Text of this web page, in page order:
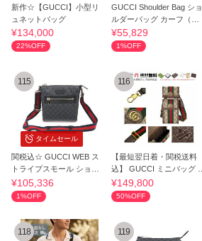
新作☆【GUCCI】小型リ
ュネットバッグ
¥134,000
22%OFF
GUCCI Shoulder Bag ショ
ルダーバッグ カーフ（牛
革）
¥55,829
1%OFF
タイムセール
115
関税込☆ GUCCI WEB ス
トライプスモール ショル
ダーバッグ"
¥105,336
1%OFF
116
【最短翌日着・関税送料
込】 GUCCI ミニバッグ カ
ードケース付
¥149,800
50%OFF
118 119